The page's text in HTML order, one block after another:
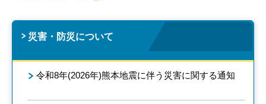
災害・防災について
令和8年(2026年)熊本地震に伴う災害に関する通知